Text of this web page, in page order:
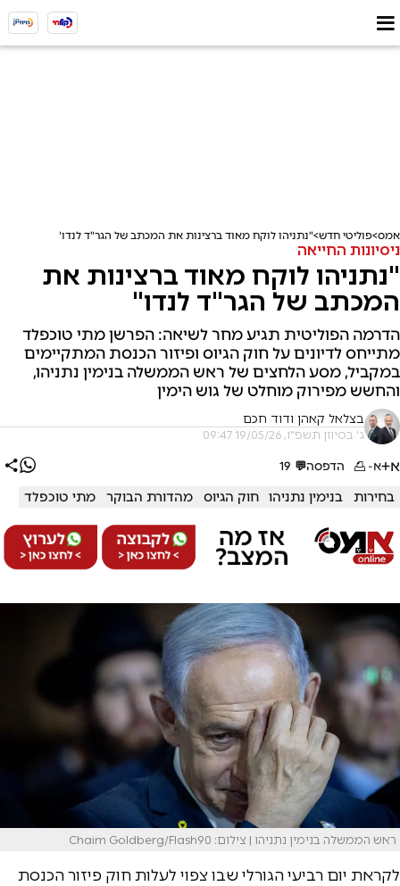
אמס פוליטי חדש "נתניהו לוקח מאוד ברצינות את המכתב של הגר"ד לנדו"
ניסיונות החייאה
"נתניהו לוקח מאוד ברצינות את
המכתב של הגר"ד לנדו"
הדרמה הפוליטית תגיע מחר לשיאה: הפרשן מתי טוכפלד
מתייחס לדיונים על חוק הגיוס ופיזור הכנסת המתקיימים
במקביל, מסע הלחצים של ראש הממשלה בנימין נתניהו,
והחשש מפירוק מוחלט של גוש הימין
בצלאל קאהן ודוד חכם
ג' בסיוון תשפ"ו, 19/05/26 09:47
א+א- הדפסה💬
19
בחירות בנימין נתניהו חוק הגיוס מהדורת הבוקר מתי טוכפלד
ראש הממשלה בנימין נתניהו | צילום: Chaim Goldberg/Flash90
לקראת יום רביעי הגורלי שבו צפוי לעלות חוק פיזור הכנסת